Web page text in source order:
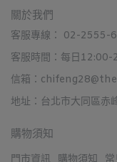
關於我們
客服專線： 02-2555-
客服時間：每日12:00-
信箱：
地址：台北市大同區赤
購物須知